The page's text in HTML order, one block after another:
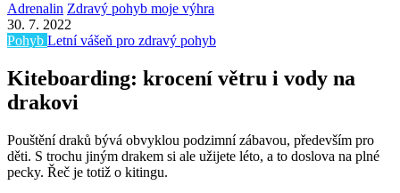
Adrenalin Zdravý pohyb moje výhra
30. 7. 2022
Pohyb Letní vášeň pro zdravý pohyb
Kiteboarding: krocení větru i vody na
drakovi
Pouštění draků bývá obvyklou podzimní zábavou, především pro
děti. S trochu jiným drakem si ale užijete léto, a to doslova na plné
pecky. Řeč je totiž o kitingu.